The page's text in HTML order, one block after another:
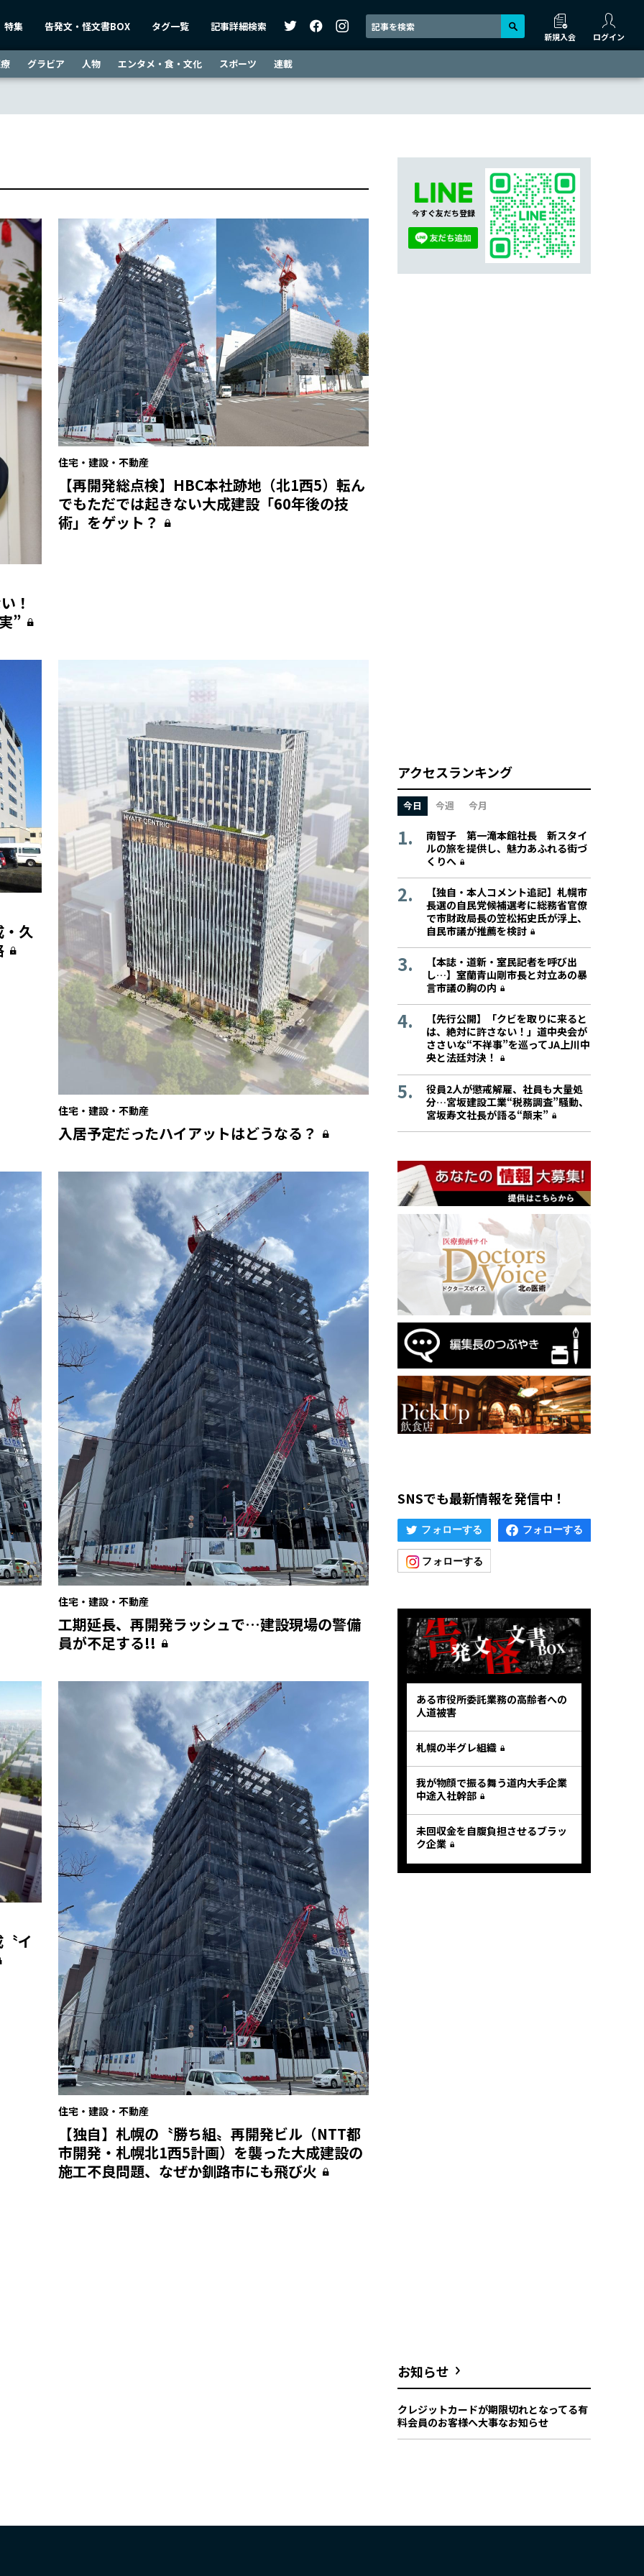
特集 告発文・怪文書BOX タグ一覧 記事詳細検索
新規入会 ログイン
グラビア 人物 エンタメ・食・文化 スポーツ 連載
！
”
住宅・建設・不動産
【再開発総点検】HBC本社跡地（北1西5）転ん
でもただでは起きない大成建設「60年後の技
術」をゲット？
久
住宅・建設・不動産
入居予定だったハイアットはどうなる？
住宅・建設・不動産
工期延長、再開発ラッシュで…建設現場の警備
員が不足する!!
イ
住宅・建設・不動産
【独自】札幌の〝勝ち組〟再開発ビル（NTT都
市開発・札幌北1西5計画）を襲った大成建設の
施工不良問題、なぜか釧路市にも飛び火
今すぐ友だち登録
アクセスランキング
今日 今週 今月
南智子 第一滝本館社長 新スタイ
ルの旅を提供し、魅力あふれる街づ
くりへ
【独自・本人コメント追記】札幌市
長選の自民党候補選考に総務省官僚
で市財政局長の笠松拓史氏が浮上、
自民市議が推薦を検討
【本誌・道新・室民記者を呼び出
し…】室蘭青山剛市長と対立あの暴
言市議の胸の内
【先行公開】「クビを取りに来ると
は、絶対に許さない！」道中央会が
ささいな“不祥事”を巡ってJA上川中
央と法廷対決！
役員2人が懲戒解雇、社員も大量処
分…宮坂建設工業“税務調査”騒動、
宮坂寿文社長が語る“顛末”
SNSでも最新情報を発信中！
ある市役所委託業務の高齢者への
人道被害
札幌の半グレ組織
我が物顔で振る舞う道内大手企業
中途入社幹部
未回収金を自腹負担させるブラッ
ク企業
お知らせ
クレジットカードが期限切れとなってる有
料会員のお客様へ大事なお知らせ